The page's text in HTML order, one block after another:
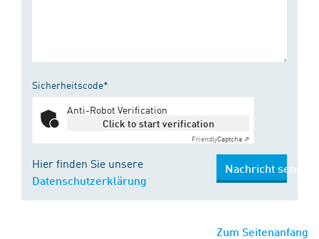
Sicherheitscode*
Anti-Robot Verification
Click to start verification
FriendlyCaptcha ⇗
Hier finden Sie unsere
Datenschutzerklärung
Nachricht senden
Zum Seitenanfang